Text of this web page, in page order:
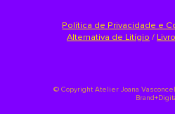
Política de Privacidade e
Alternativa de Litígio /
©Copyright Atelier Joana